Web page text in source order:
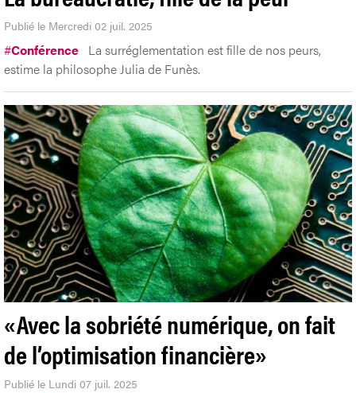
Publié le Mercredi 02 juil. 2025
#Conférence La surréglementation est fille de nos peurs,
estime la philosophe Julia de Funès.
«Avec la sobriété numérique, on fait
de l’optimisation financière»
Publié le Lundi 07 juil. 2025